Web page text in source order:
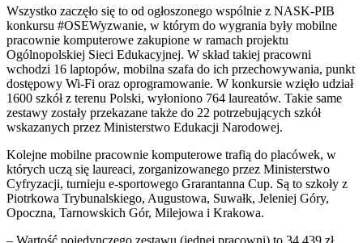
Wszystko zaczęło się to od ogłoszonego wspólnie z NASK-PIB
konkursu #OSEWyzwanie, w którym do wygrania były mobilne
pracownie komputerowe zakupione w ramach projektu
Ogólnopolskiej Sieci Edukacyjnej. W skład takiej pracowni
wchodzi 16 laptopów, mobilna szafa do ich przechowywania, punkt
dostępowy Wi-Fi oraz oprogramowanie. W konkursie wzięło udział
1600 szkół z terenu Polski, wyłoniono 764 laureatów. Takie same
zestawy zostały przekazane także do 22 potrzebujących szkół
wskazanych przez Ministerstwo Edukacji Narodowej.
Kolejne mobilne pracownie komputerowe trafią do placówek, w
których uczą się laureaci, zorganizowanego przez Ministerstwo
Cyfryzacji, turnieju e-sportowego Grarantanna Cup. Są to szkoły z
Piotrkowa Trybunalskiego, Augustowa, Suwałk, Jeleniej Góry,
Opoczna, Tarnowskich Gór, Milejowa i Krakowa.
– Wartość pojedynczego zestawu (jednej pracowni) to 34 439 zł